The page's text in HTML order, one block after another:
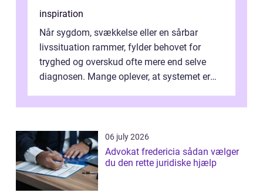
inspiration
Når sygdom, svækkelse eller en sårbar
livssituation rammer, fylder behovet for
tryghed og overskud ofte mere end selve
diagnosen. Mange oplever, at systemet er
06 july 2026
Advokat fredericia sådan vælger
du den rette juridiske hjælp